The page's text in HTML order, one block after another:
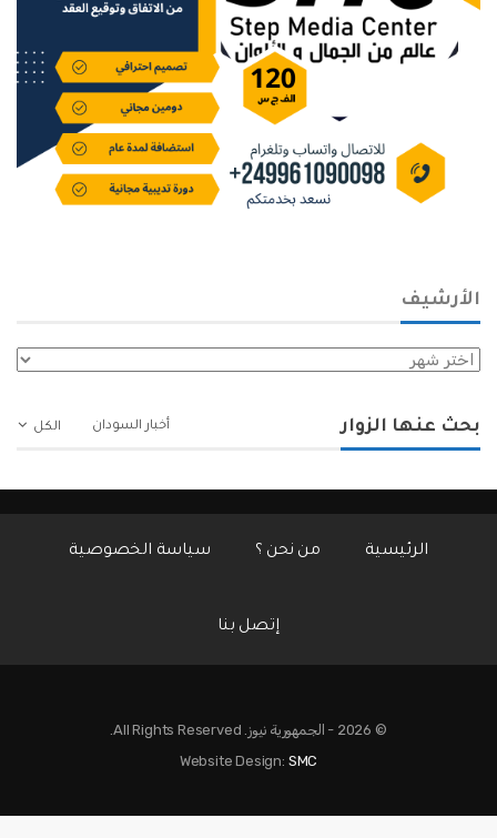
الأرشيف
الأرشيف
الكل بحث عنها الزوار أخبار السودان
الرئيسية من نحن ؟ سياسة الخصوصية
إتصل بنا
© 2026 - الجمهورية نيوز. All Rights Reserved.
Website Design: SMC